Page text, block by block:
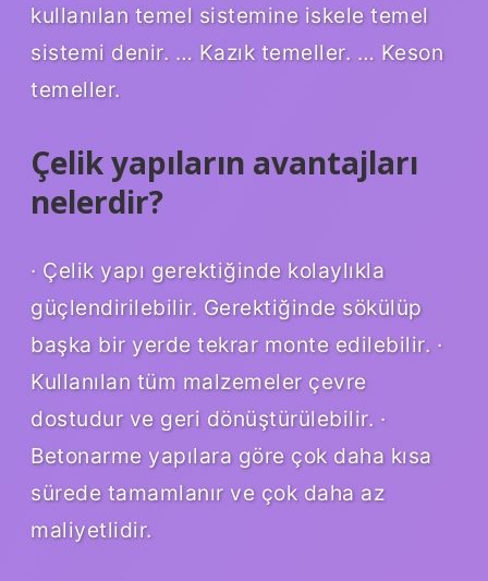
kullanılan temel sistemine iskele temel
sistemi denir. … Kazık temeller. … Keson
temeller.
Çelik yapıların avantajları
nelerdir?
· Çelik yapı gerektiğinde kolaylıkla
güçlendirilebilir. Gerektiğinde sökülüp
başka bir yerde tekrar monte edilebilir. ·
Kullanılan tüm malzemeler çevre
dostudur ve geri dönüştürülebilir. ·
Betonarme yapılara göre çok daha kısa
sürede tamamlanır ve çok daha az
maliyetlidir.